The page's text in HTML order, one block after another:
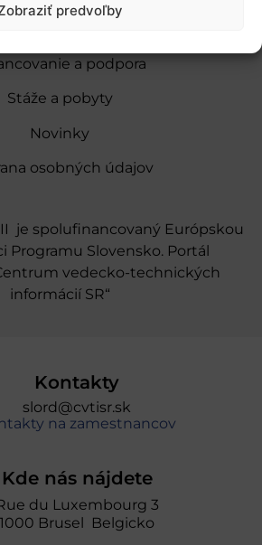
predvoľby
a podpora
Stáže a pobyty
Novinky
osobných údajov
II je spolufinancovaný Európskou
Programu Slovensko. Portál
vedecko-technických
informácií SR“
Kontakty
slord@cvtisr.sk
na zamestnancov
Kde nás nájdete
du Luxembourg 3
1000 Brusel Belgicko